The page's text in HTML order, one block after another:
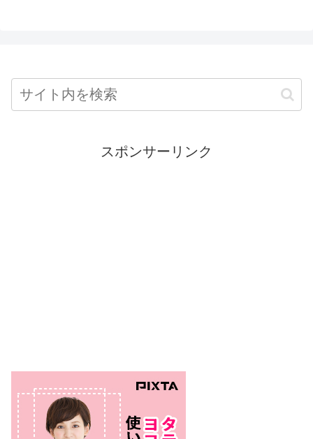
スポンサーリンク